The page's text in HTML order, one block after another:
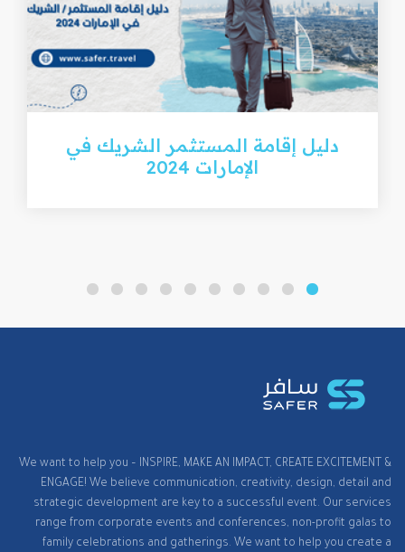
دليل إقامة المستثمر الشريك في
الإمارات 2024
We want to help you – INSPIRE, MAKE AN IMPACT, CREATE EXCITEMENT &
ENGAGE! We believe communication, creativity, design, detail and
strategic development are key to a successful event. Our services
range from corporate events and conferences, non-profit galas to
family celebrations and gatherings. We want to help you create a